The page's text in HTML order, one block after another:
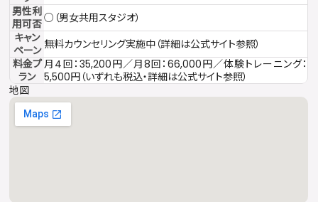
男性利
用可否○（男女共用スタジオ）
キャン
ペーン 無料カウンセリング実施中（詳細は公式サイト参照）
料金プ
ラン
月4回：35,200円／月8回：66,000円／体験トレーニング：
5,500円（いずれも税込・詳細は公式サイト参照）
地図